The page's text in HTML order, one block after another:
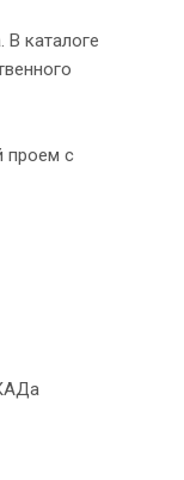
каталоге
проем с